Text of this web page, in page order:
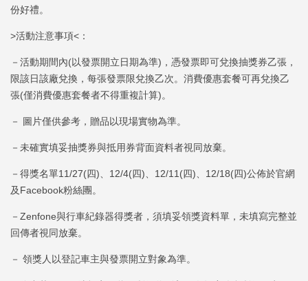
份好禮。
>活動注意事項<：
－活動期間內(以發票開立日期為準)，憑發票即可兌換抽獎券乙張，
限該日該廠兌換，每張發票限兌換乙次。消費優惠套餐可再兌換乙
張(僅消費優惠套餐者不得重複計算)。
－ 圖片僅供參考，贈品以現場實物為準。
－未確實填妥抽獎券與抵用券背面資料者視同放棄。
－得獎名單11/27(四)、12/4(四)、12/11(四)、12/18(四)公佈於官網
及Facebook粉絲團。
－Zenfone與行車紀錄器得獎者，須填妥領獎資料單，未填寫完整並
回傳者視同放棄。
－ 領獎人以登記車主與發票開立對象為準。